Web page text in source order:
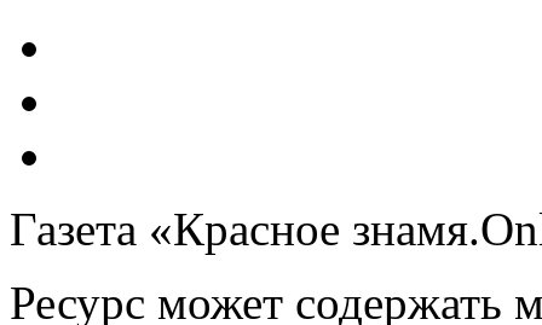
Газета «Красное
Ресурс может содержать